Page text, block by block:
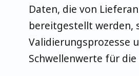
Daten, die von
bereitgestellt werden,
Validierungsprozesse
Schwellenwerte für